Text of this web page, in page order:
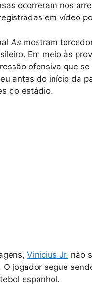
ocorreram nos
em vídeo
As mostram
Em meio às
ofensiva que
antes do início da
do estádio.
Vinicius Jr. não
jogador segue
espanhol.